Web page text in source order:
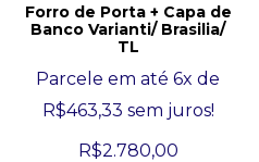
Forro de Porta + Capa de
Banco Varianti/ Brasilia/
TL
Parcele em até 6x de
R$463,33 sem juros!
R$2.780,00